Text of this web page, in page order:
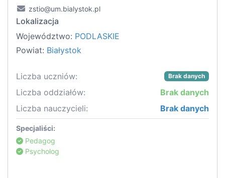
zstio@um.bialystok.pl
Lokalizacja
Województwo: PODLASKIE
Powiat: Białystok
Liczba uczniów: Brak danych
Liczba oddziałów:
Brak danych
Liczba nauczycieli:
Brak danych
Specjaliści:
Pedagog
Psycholog